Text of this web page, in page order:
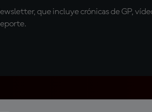
que incluye crónicas de GP,